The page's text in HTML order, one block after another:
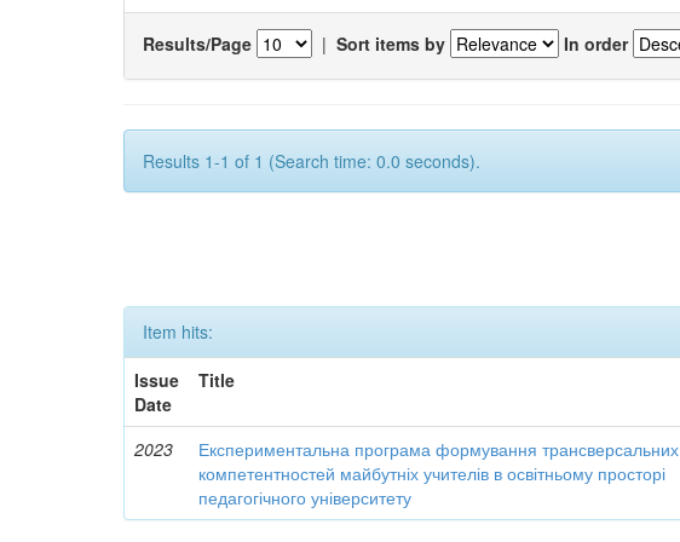
Results/Page | Sort items by In order
Results 1-1 of 1 (Search time: 0.0 seconds).
Item hits:
Issue
Date
Title
2023
Експериментальна програма формування трансверсальних
компетентностей майбутніх учителів в освітньому просторі
педагогічного університету